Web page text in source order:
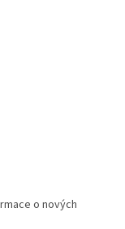
o nových